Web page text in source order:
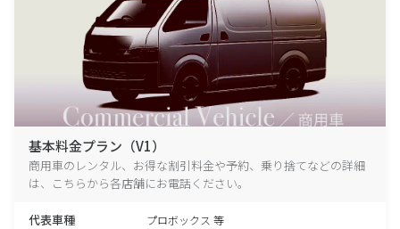
基本料金プラン（V1）
商用車のレンタル、お得な割引料金や予約、乗り捨てなどの詳細
は、こちらから各店舗にお電話ください。
代表車種 プロボックス 等